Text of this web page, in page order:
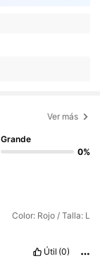
Ver más
Grande
0%
Color: Rojo / Talla: L
Útil (0)